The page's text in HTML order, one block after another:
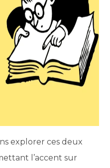
explorer ces deux
l’accent sur